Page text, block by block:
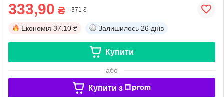
333,90 ₴ 371 ₴
Економія 37.10 ₴ Залишилось 26 днів
Купити
або
Купити з